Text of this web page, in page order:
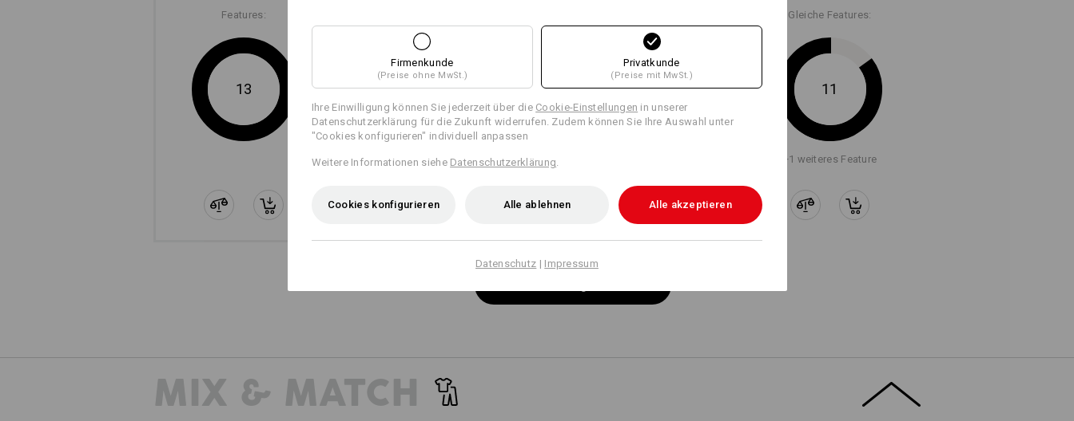
Webung mit integrierten Verstärkungsfäden besonders reißfest. Mit
nur 156 g/m² Stoffgewicht bietet die Short e.s.t:aktik light ripstop
bei aller Robustheit zudem ein luftigleichtes Tragegefühl. Genau
richtig, wenn die Luft brennt. Unsere Taktik gegen Hitzestress!
hier perfekt aufgehoben. Und die dezente Clip Tool Tasche ist
Features:
13 11
+9 weitere Features
11
Gleiche Features:
11
+1 weiteres Feature
MIX & MATCH
Firmenkunde
(Preise ohne MwSt.)
Privatkunde
(Preise mit MwSt.)
Ihre Einwilligung können Sie jederzeit über die Cookie-Einstellungen in unserer
Datenschutzerklärung für die Zukunft widerrufen. Zudem können Sie Ihre Auswahl unter
"Cookies konfigurieren" individuell anpassen
Weitere Informationen siehe Datenschutzerklärung
Cookies konfigurieren Alle ablehnen Alle akzeptieren
Datenschutz | Impressum